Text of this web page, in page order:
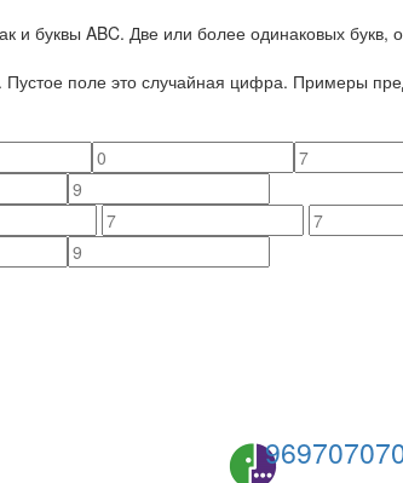
и буквы ABC. Две или более одинаковых
поле это случайная цифра. Примеры